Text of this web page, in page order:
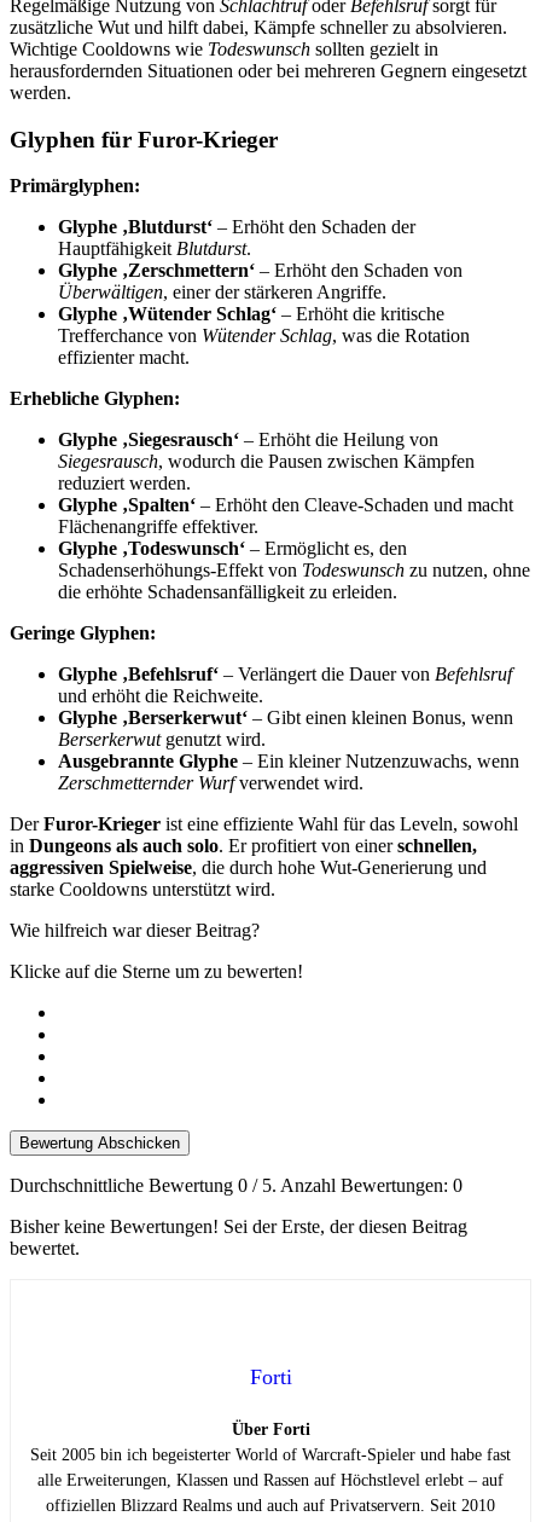
Regelmäßige Nutzung von Schlachtrufoder Befehlsrufsorgt für
zusätzliche Wut und hilft dabei, Kämpfe schneller zu absolvieren.
Wichtige Cooldowns wie Todeswunsch sollten gezielt in
herausfordernden Situationen oder bei mehreren Gegnern eingesetzt
werden.
Glyphen für Furor-Krieger
Primärglyphen:
Glyphe ‚Blutdurst‘ – Erhöht den Schaden der
Hauptfähigkeit Blutdurst.
Glyphe ‚Zerschmettern‘ – Erhöht den Schaden von
Überwältigen, einer der stärkeren Angriffe.
Glyphe ‚Wütender Schlag‘ – Erhöht die kritische
Trefferchance von Wütender Schlag, was die Rotation
effizienter macht.
Erhebliche Glyphen:
Glyphe ‚Siegesrausch‘ – Erhöht die Heilung von
Siegesrausch, wodurch die Pausen zwischen Kämpfen
reduziert werden.
Glyphe ‚Spalten‘ – Erhöht den Cleave-Schaden und macht
Flächenangriffe effektiver.
Glyphe ‚Todeswunsch‘ – Ermöglicht es, den
Schadenserhöhungs-Effekt von Todeswunsch zu nutzen, ohne
die erhöhte Schadensanfälligkeit zu erleiden.
Geringe Glyphen:
Glyphe ‚Befehlsruf‘ – Verlängert die Dauer von Befehlsruf
und erhöht die Reichweite.
Glyphe ‚Berserkerwut‘ – Gibt einen kleinen Bonus, wenn
Berserkerwutgenutzt wird.
Ausgebrannte Glyphe – Ein kleiner Nutzenzuwachs, wenn
Zerschmetternder Wurfverwendet wird.
DerFuror-Krieger ist eine effiziente Wahl für das Leveln, sowohl
in Dungeons als auch solo. Er profitiert von einerschnellen,
aggressiven Spielweise, die durch hohe Wut-Generierung und
starke Cooldowns unterstützt wird.
Wie hilfreich war dieser Beitrag?
Klicke auf die Sterne um zu bewerten!
Bewertung Abschicken
Durchschnittliche Bewertung 0 / 5. Anzahl Bewertungen: 0
Bisher keine Bewertungen! Sei der Erste, der diesen Beitrag
bewertet.
Forti
Über Forti
Seit 2005 bin ich begeisterter World of Warcraft-Spieler und habe fast
alle Erweiterungen, Klassen und Rassen auf Höchstlevel erlebt – auf
offiziellen Blizzard Realms und auch auf Privatservern. Seit 2010